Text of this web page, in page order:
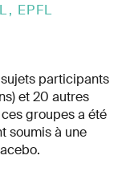
EPFL
participants
et 20 autres
groupes a été
soumis à une